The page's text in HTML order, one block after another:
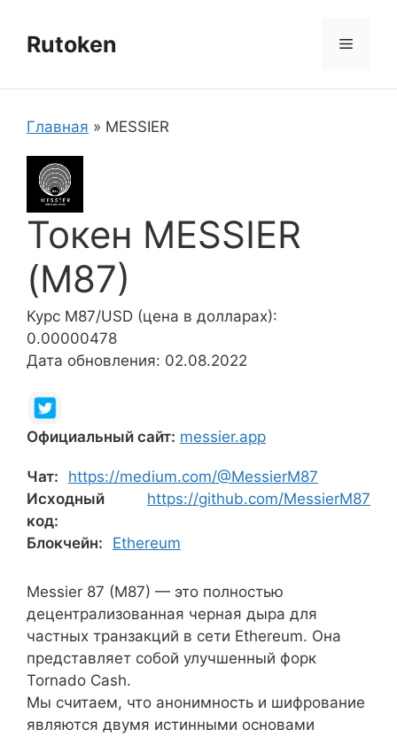
содержимому
Rutoken Меню
Главная » MESSIER
Токен MESSIER
(M87)
Курс M87/USD (цена в долларах):
0.00000478
Дата обновления: 02.08.2022
Официальный сайт: messier.app
Чат:
https://medium.com/@MessierM87
Исходный
код:
https://github.com/MessierM87
Блокчейн: Ethereum
Messier 87 (M87) — это полностью
децентрализованная черная дыра для
частных транзакций в сети Ethereum. Она
представляет собой улучшенный форк
Tornado Cash.
Мы считаем, что анонимность и шифрование
являются двумя истинными основами